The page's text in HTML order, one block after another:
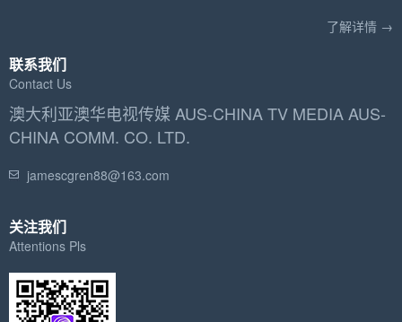
了解详情 →
联系我们
Contact Us
澳大利亚澳华电视传媒 AUS-CHINA TV MEDIA AUS-
CHINA COMM. CO. LTD.
jamescgren88@163.com
关注我们
Attentions Pls